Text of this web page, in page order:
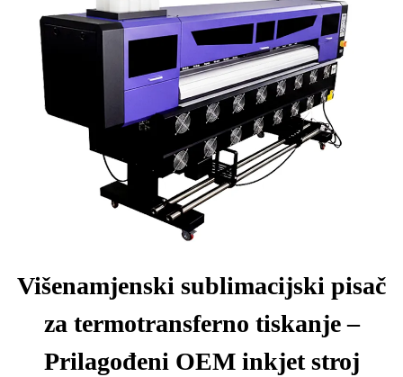
Višenamjenski sublimacijski pisač
za termotransferno tiskanje –
Prilagođeni OEM inkjet stroj